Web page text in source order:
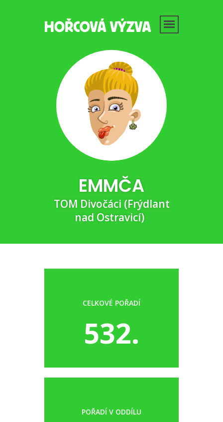
EMMČA
TOM Divočáci (Frýdlant
nad Ostravicí)
CELKOVÉ POŘADÍ
532.
POŘADÍ V ODDÍLU